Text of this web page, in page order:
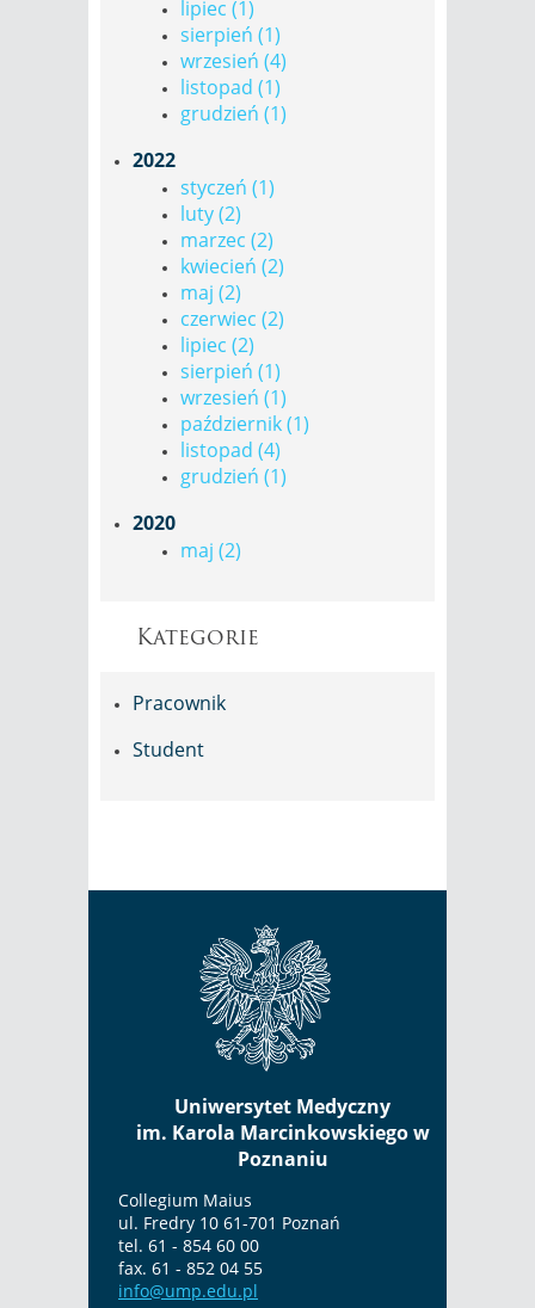
lipiec (1)
sierpień (1)
wrzesień (4)
listopad (1)
grudzień (1)
2022
styczeń (1)
luty (2)
marzec (2)
kwiecień (2)
maj (2)
czerwiec (2)
lipiec (2)
sierpień (1)
wrzesień (1)
październik (1)
listopad (4)
grudzień (1)
2020
maj (2)
Kategorie
Pracownik
Student
Uniwersytet Medyczny
im. Karola Marcinkowskiego w
Poznaniu
Collegium Maius
ul. Fredry 10 61-701 Poznań
tel. 61 - 854 60 00
fax. 61 - 852 04 55
info@ump.edu.pl